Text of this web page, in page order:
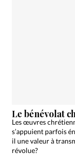
Le bénévolat
Les œuvres
s’appuient parfois
il une valeur à
révolue?